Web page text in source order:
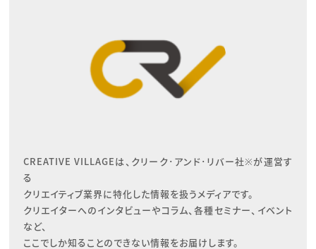
CREATIVE VILLAGEは、クリーク･アンド･リバー社※が運営す
る
クリエイティブ業界に特化した情報を扱うメディアです。
クリエイターへのインタビューやコラム、各種セミナー、イベント
など、
ここでしか知ることのできない情報をお届けします。